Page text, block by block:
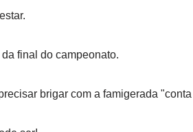
final do campeonato.
brigar com a famigerada